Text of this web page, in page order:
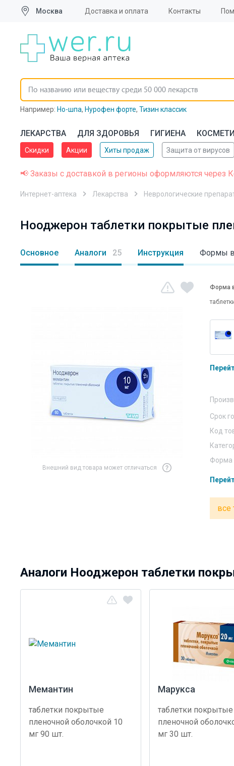
Москва Доставка и оплата Контакты
Например: Но-шпа, Нурофен форте, Тизин классик
ЛЕКАРСТВА ДЛЯ ЗДОРОВЬЯ ГИГИЕНА
Скидки Акции Хиты продаж Защита от вирусов
📢 Заказы с доставкой в регионы оформляются через
Интернет-аптека Лекарства Неврологические
Нооджерон таблетки покрытые
Основное Аналоги 25 Инструкция Формы
Внешний вид товара может отличаться
Форма
Срок
Код
Форма
все
Аналоги Нооджерон таблетки
Мемантин
таблетки покрытые
пленочной оболочкой 10
мг 90 шт.
Марукса
таблетки покрытые
пленочной
мг 30 шт.